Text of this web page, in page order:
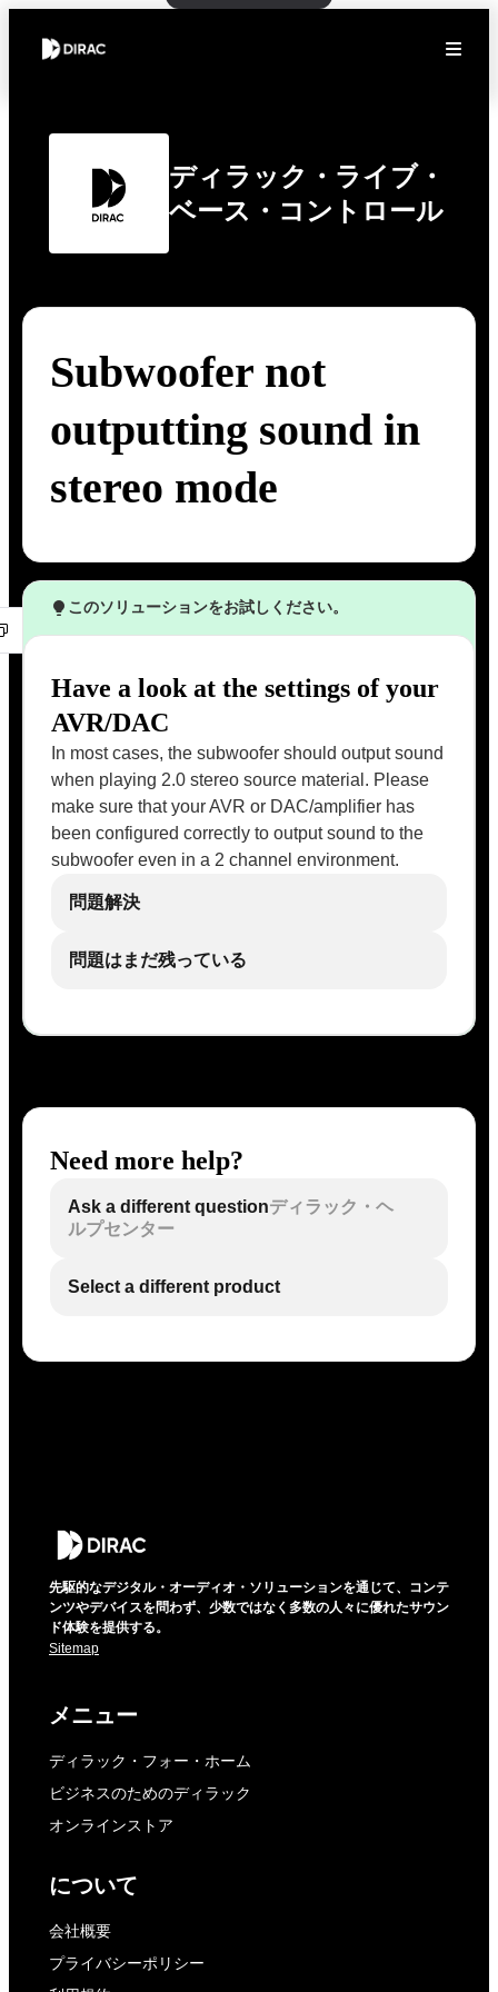
ディラック・ライブ・
ベース・コントロール
Subwoofer not
outputting sound in
stereo mode
このソリューションをお試しください。
Have a look at the settings of your
AVR/DAC
In most cases, the subwoofer should output sound
when playing 2.0 stereo source material. Please
make sure that your AVR or DAC/amplifier has
been configured correctly to output sound to the
subwoofer even in a 2 channel environment.
問題解決
問題はまだ残っている
Need more help?
Ask a different questionディラック・ヘ
ルプセンター
Select a different product
先駆的なデジタル・オーディオ・ソリューションを通じて、コンテ
ンツやデバイスを問わず、少数ではなく多数の人々に優れたサウン
ド体験を提供する。
Sitemap
メニュー
ディラック・フォー・ホーム
ビジネスのためのディラック
オンラインストア
について
会社概要
プライバシーポリシー